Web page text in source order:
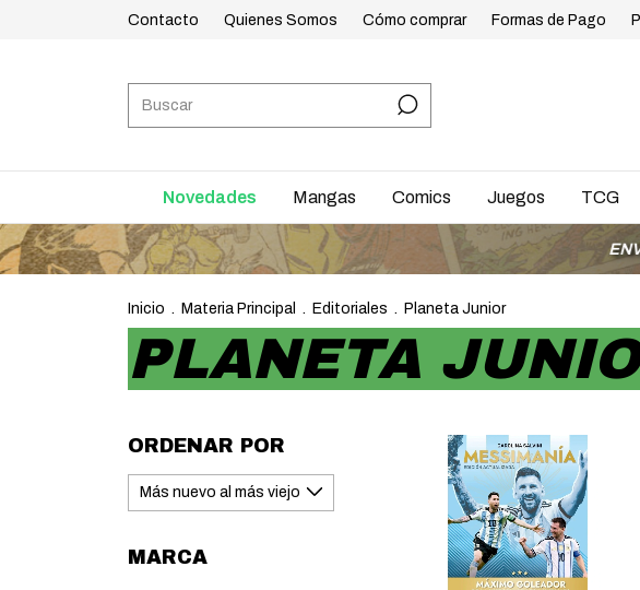
Contacto Quienes Somos Cómo comprar Formas de Pago
Novedades Mangas Comics Juegos TCG
ENVÍOS A
Inicio . Materia Principal . Editoriales . Planeta Junior
PLANETA
ORDENAR POR
MARCA